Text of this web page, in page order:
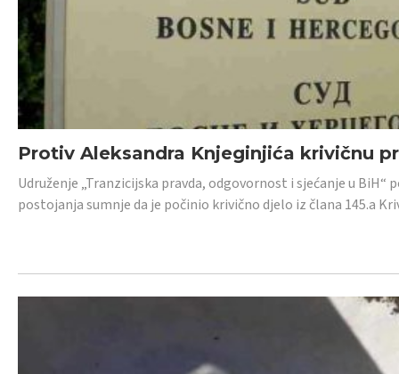
Protiv Aleksandra Knjeginjića krivičnu
Udruženje „Tranzicijska pravda, odgovornost i sjećanje u
postojanja sumnje da je počinio krivično djelo iz člana 145.a